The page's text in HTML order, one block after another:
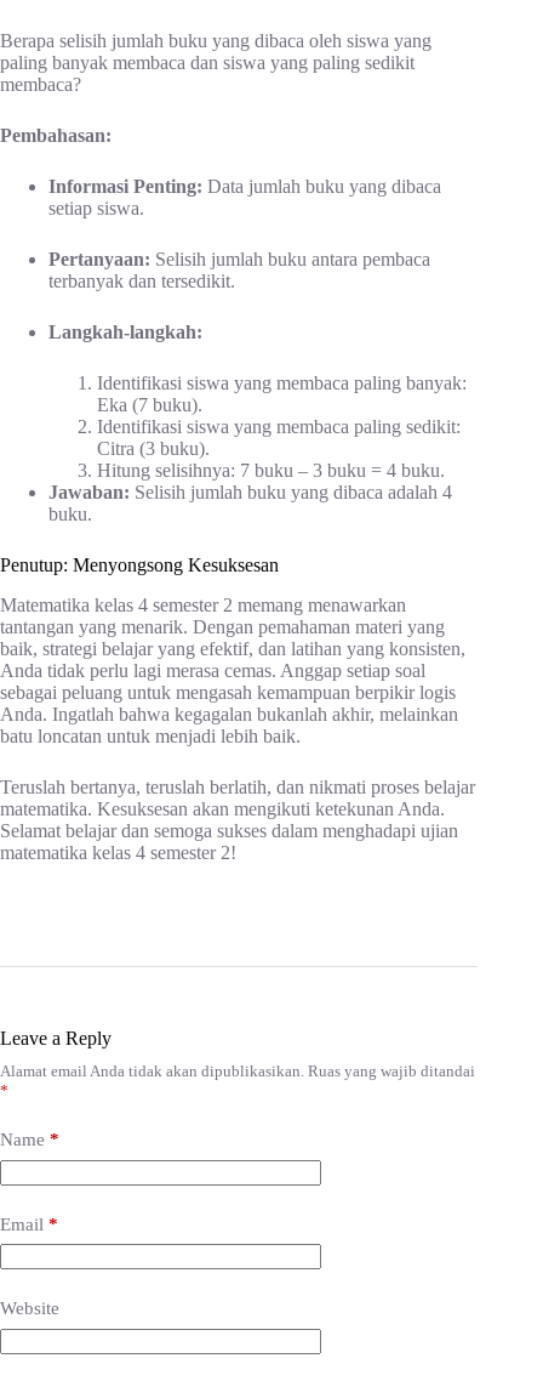
Berapa selisih jumlah buku yang dibaca oleh siswa yang
paling banyak membaca dan siswa yang paling sedikit
membaca?
Pembahasan:
Informasi Penting: Data jumlah buku yang dibaca
setiap siswa.
Pertanyaan: Selisih jumlah buku antara pembaca
terbanyak dan tersedikit.
Langkah-langkah:
Identifikasi siswa yang membaca paling banyak:
Eka (7 buku).
Identifikasi siswa yang membaca paling sedikit:
Citra (3 buku).
Hitung selisihnya: 7 buku – 3 buku = 4 buku.
Jawaban: Selisih jumlah buku yang dibaca adalah 4
buku.
Penutup: Menyongsong Kesuksesan
Matematika kelas 4 semester 2 memang menawarkan
tantangan yang menarik. Dengan pemahaman materi yang
baik, strategi belajar yang efektif, dan latihan yang konsisten,
Anda tidak perlu lagi merasa cemas. Anggap setiap soal
sebagai peluang untuk mengasah kemampuan berpikir logis
Anda. Ingatlah bahwa kegagalan bukanlah akhir, melainkan
batu loncatan untuk menjadi lebih baik.
Teruslah bertanya, teruslah berlatih, dan nikmati proses belajar
matematika. Kesuksesan akan mengikuti ketekunan Anda.
Selamat belajar dan semoga sukses dalam menghadapi ujian
matematika kelas 4 semester 2!
Leave a Reply
Alamat email Anda tidak akan dipublikasikan. Ruas yang wajib ditandai
*
Name *
Email *
Website